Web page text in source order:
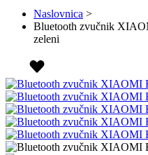
Naslovnica >
Bluetooth zvučnik
zeleni